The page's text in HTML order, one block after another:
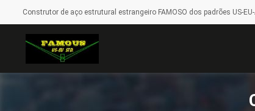
Construtor de aço estrutural estrangeiro FAMOSO dos padrões US-